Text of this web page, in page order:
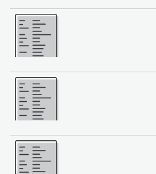
Mais
Mais
Mais